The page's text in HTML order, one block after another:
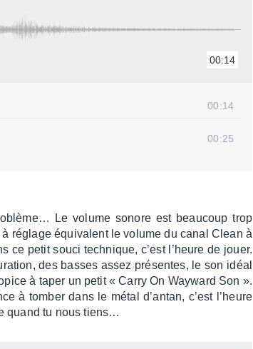
00:14
00:14
00:25
Le volume sonore est beau­coup trop
réglage équi­valent le volume du canal Clean à
petit souci tech­nique, c’est l’heure de jouer.
des basses assez présentes, le son idéal
à taper un petit « Carry On Wayward Son ».
à tomber dans le métal d’an­tan, c’est l’heure
quand tu nous tiens…